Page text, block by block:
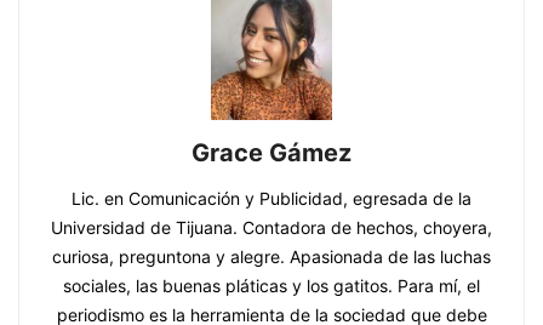
Grace Gámez
Lic. en Comunicación y Publicidad, egresada de la
Universidad de Tijuana. Contadora de hechos, choyera,
curiosa, preguntona y alegre. Apasionada de las luchas
sociales, las buenas pláticas y los gatitos. Para mí, el
periodismo es la herramienta de la sociedad que debe